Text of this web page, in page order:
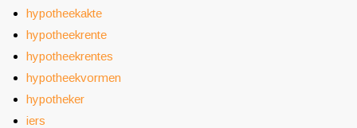
hypotheekakte
hypotheekrente
hypotheekrentes
hypotheekvormen
hypotheker
iers